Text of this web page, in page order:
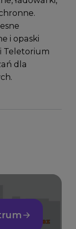
i opaski
Teletorium
dla